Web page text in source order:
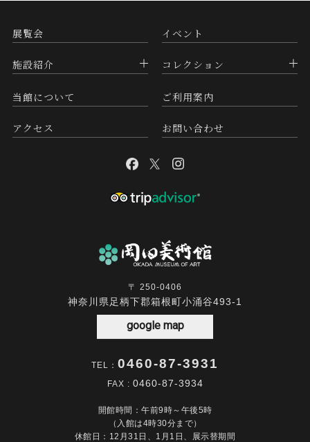
展覧会
施設紹介
当館について
アクセス
イベント
コレクション
ご利用案内
お問い合わせ
〒 250-0406
神奈川県足柄下郡箱根町小涌谷493-1
google map
TEL： 0460-87-3931
FAX : 0460-87-3934
開館時間：午前9時～午後5時
（入館は4時30分まで）
休館日：12月31日、1月1日、展示替期間